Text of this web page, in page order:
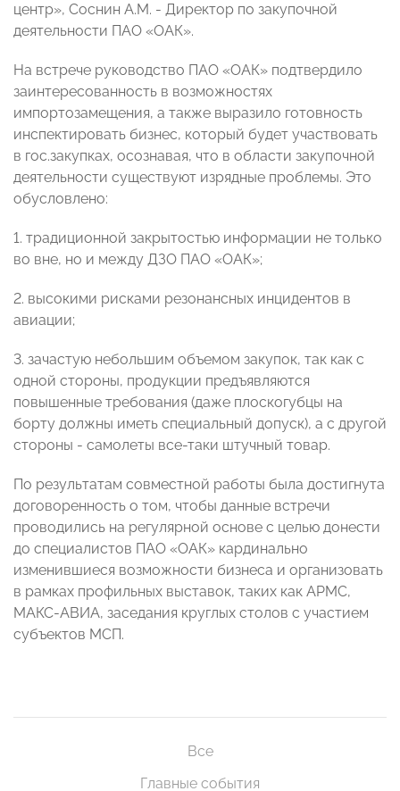
центр», Соснин А.М. - Директор по закупочной
деятельности ПАО «ОАК».
На встрече руководство ПАО «ОАК» подтвердило
заинтересованность в возможностях
импортозамещения, а также выразило готовность
инспектировать бизнес, который будет участвовать
в гос.закупках, осознавая, что в области закупочной
деятельности существуют изрядные проблемы. Это
обусловлено:
1. традиционной закрытостью информации не только
во вне, но и между ДЗО ПАО «ОАК»;
2. высокими рисками резонансных инцидентов в
авиации;
3. зачастую небольшим объемом закупок, так как с
одной стороны, продукции предъявляются
повышенные требования (даже плоскогубцы на
борту должны иметь специальный допуск), а с другой
стороны - самолеты все-таки штучный товар.
По результатам совместной работы была достигнута
договоренность о том, чтобы данные встречи
проводились на регулярной основе с целью донести
до специалистов ПАО «ОАК» кардинально
изменившиеся возможности бизнеса и организовать
в рамках профильных выставок, таких как АРМС,
МАКС-АВИА, заседания круглых столов с участием
субъектов МСП.
Все
Главные события